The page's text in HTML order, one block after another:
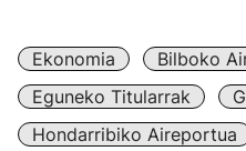
Ekonomia Bilboko
Eguneko Titularrak
Hondarribiko Aireportua